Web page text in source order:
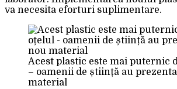
va necesita eforturi suplimentare.
Acest plastic este mai puternic
– oamenii de știință au
material